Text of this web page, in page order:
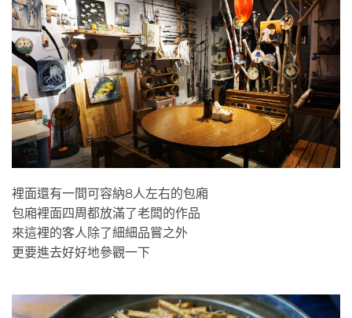
裡面還有一間可容納8人左右的包廂
包廂裡面四周都放滿了老闆的作品
來這裡的客人除了細細品嘗之外
更要進去好好地參觀一下